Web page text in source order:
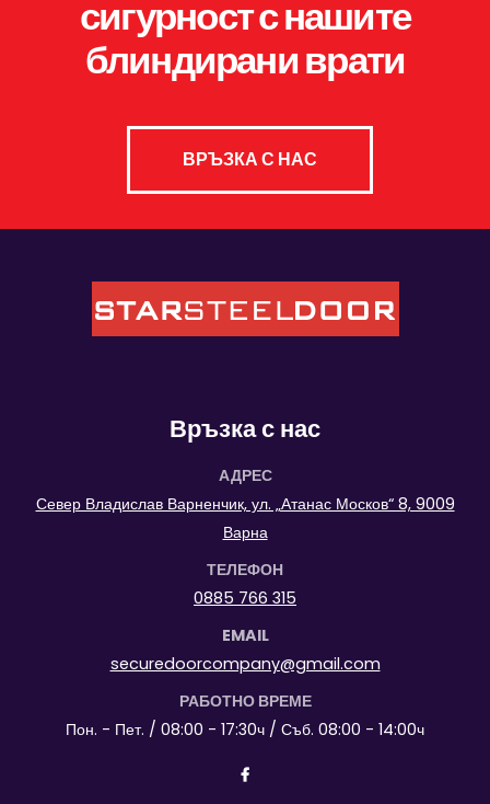
сигурност с нашите
блиндирани врати
ВРЪЗКА С НАС
Връзка с нас
АДРЕС
Север Владислав Варненчик, ул. „Атанас Москов“ 8, 9009
Варна
ТЕЛЕФОН
0885 766 315
EMAIL
securedoorcompany@gmail.com
РАБОТНО ВРЕМЕ
Пон. - Пет. / 08:00 - 17:30ч / Съб. 08:00 - 14:00ч